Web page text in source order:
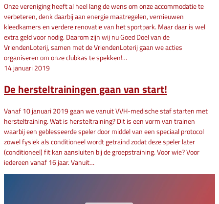
Onze vereniging heeft al heel lang de wens om onze accommodatie te
verbeteren, denk daarbij aan energie maatregelen, vernieuwen
kleedkamers en verdere renovatie van het sportpark. Maar daar is wel
extra geld voor nodig. Daarom zijn wij nu Goed Doel van de
VriendenLoterij, samen met de VriendenLoterij gaan we acties
organiseren om onze clubkas te spekken!…
14 januari 2019
De hersteltrainingen gaan van start!
Vanaf 10 januari 2019 gaan we vanuit VVH-medische staf starten met
hersteltraining. Wat is hersteltraining? Dit is een vorm van trainen
waarbij een geblesseerde speler door middel van een speciaal protocol
zowel fysiek als conditioneel wordt getraind zodat deze speler later
(conditioneel) fit kan aansluiten bij de groepstraining. Voor wie? Voor
iedereen vanaf 16 jaar. Vanuit…